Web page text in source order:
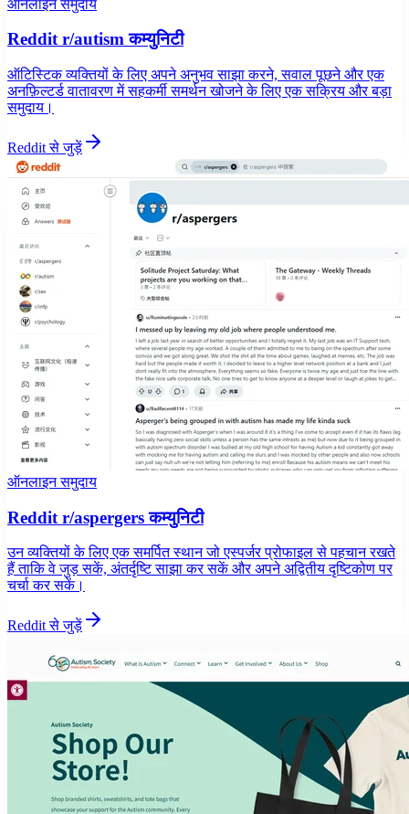
ऑनलाइन समुदाय
Reddit r/autism कम्युनिटी
ऑटिस्टिक व्यक्तियों के लिए अपने अनुभव साझा करने, सवाल पूछने और एक
अनफ़िल्टर्ड वातावरण में सहकर्मी समर्थन खोजने के लिए एक सक्रिय और बड़ा
समुदाय।
Reddit से जुड़ें
ऑनलाइन समुदाय
Reddit r/aspergers कम्युनिटी
उन व्यक्तियों के लिए एक समर्पित स्थान जो एस्पर्जर प्रोफाइल से पहचान रखते
हैं ताकि वे जुड़ सकें, अंतर्दृष्टि साझा कर सकें और अपने अद्वितीय दृष्टिकोण पर
चर्चा कर सकें।
Reddit से जुड़ें